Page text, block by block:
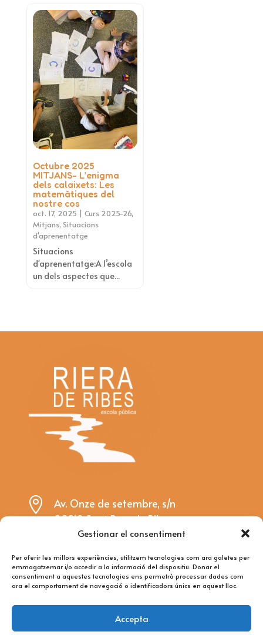
Gestionar el consentiment
Per oferir les millors experiències, utilitzem tecnologies com ara galetes per
emmagatzemar i/o accedir a la informació del dispositiu. Donar el
consentiment a aquestes tecnologies ens permetrà processar dades com
ara el comportament de navegació o identificadors únics en aquest lloc.
Accepta
Octubre 2025
MITJANS- L’enigma
dels calaixets: Les
matemàtiques del
nostre cos
oct. 17, 2025 | Curs 2025-26,
Mitjans, Situacions
d'aprenentatge
Situacions
d'aprenentatge:A l’escola
un dels aspectes que...

Av. Onze de setembre, s/n
08810 Sant Pere de Ribes
 93 896 15 85
Política de Privacitat